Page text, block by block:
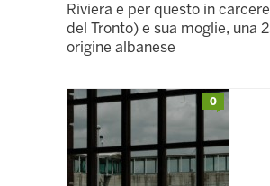
Riviera e per questo in
del Tronto) e sua moglie, una
origine albanese
0